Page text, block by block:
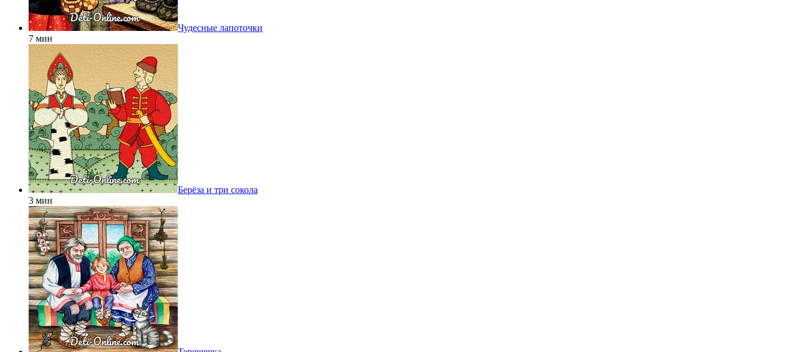
Чудесные лапоточки
7 мин
Берёза и три сокола
3 мин